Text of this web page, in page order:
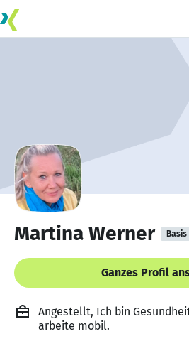
Martina Werner Basis
Ganzes Profil
Angestellt, Ich bin
arbeite mobil.